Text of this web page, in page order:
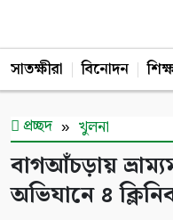
সাতক্ষীরা বিনোদন
প্রচ্ছদ খুলনা
বাগআঁচড়ায়
অভিযানে ৪